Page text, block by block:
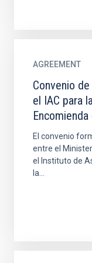
AGREEMENT
Convenio
el IAC para
El convenio
entre el
el Instituto de
la...